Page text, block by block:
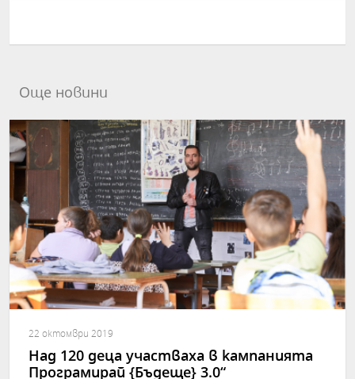
Още новини
22 октомври 2019
Над 120 деца участваха в кампанията
Програмирай {Бъдеще} 3.0“